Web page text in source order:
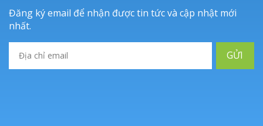
Đăng ký email để nhận được tin tức và cập nhật mới
nhất.
GỬI